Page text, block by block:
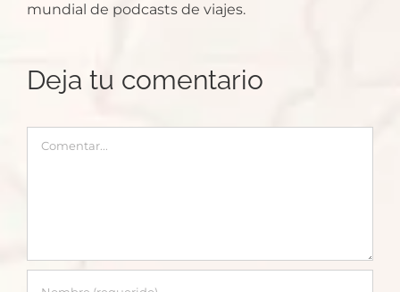
mundial de podcasts de viajes.
Deja tu comentario
Comentar